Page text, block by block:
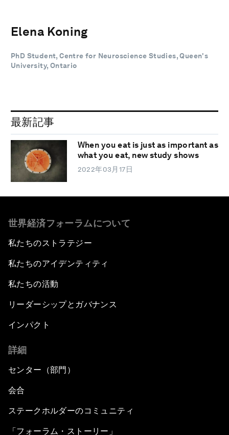
Elena Koning
PhD Student, Centre for Neuroscience Studies, Queen's
University, Ontario
最新記事
When you eat is just as important as
what you eat, new study shows
2022年03月17日
世界経済フォーラムについて
私たちのストラテジー
私たちのアイデンティティ
私たちの活動
リーダーシップとガバナンス
インパクト
詳細
センター（部門）
会合
ステークホルダーのコミュニティ
「フォーラム・ストーリー」